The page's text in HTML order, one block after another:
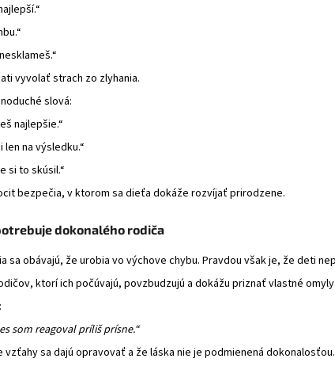
vyvolať strach zo zlyhania.
slová:
najlepšie.“
len na výsledku.“
si to skúsil.“
bezpečia, v ktorom sa dieťa dokáže rozvíjať prirodzene.
dokonalého rodiča
sa obávajú, že urobia vo výchove chybu. Pravdou však je, že deti
ktorí ich počúvajú, povzbudzujú a dokážu priznať vlastné omyly.
som reagoval príliš prísne.“
vzťahy sa dajú opravovať a že láska nie je podmienená dokonalosťou.